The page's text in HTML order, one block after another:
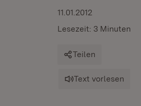
11.01.2012
Lesezeit: 3 Minuten
Teilen
Text vorlesen